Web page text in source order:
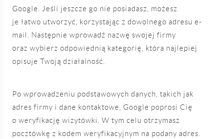
Google. Jeśli jeszcze go nie posiadasz, możesz
je łatwo utworzyć, korzystając z dowolnego adresu e-
mail. Następnie wprowadź nazwę swojej firmy
oraz wybierz odpowiednią kategorię, która najlepiej
opisuje Twoją działalność.
Po wprowadzeniu podstawowych danych, takich jak
adres firmy i dane kontaktowe, Google poprosi Cię
o weryfikację wizytówki. W tym celu otrzymasz
pocztówkę z kodem weryfikacyjnym na podany adres.